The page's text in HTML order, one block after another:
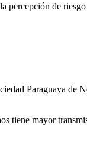
percepción de
Paraguaya de
tiene mayor